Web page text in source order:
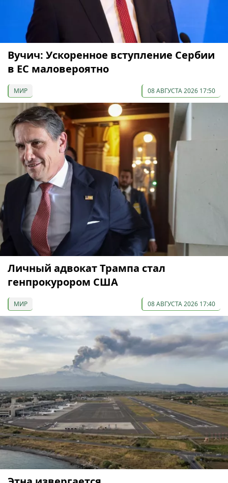
Вучич: Ускоренное вступление Сербии
в ЕС маловероятно
МИР 08 АВГУСТА 2026 17:50
Личный адвокат Трампа стал
генпрокурором США
МИР 08 АВГУСТА 2026 17:40